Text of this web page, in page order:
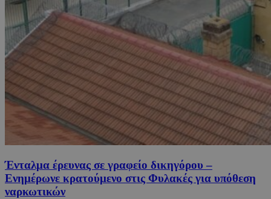
Ένταλμα έρευνας σε γραφείο δικηγόρου –
Ενημέρωνε κρατούμενο στις Φυλακές για υπόθεση
ναρκωτικών